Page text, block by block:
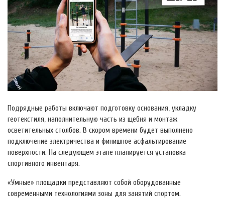
Подрядные работы включают подготовку основания, укладку
геотекстиля, наполнительную часть из щебня и монтаж
осветительных столбов. В скором времени будет выполнено
подключение электричества и финишное асфальтирование
поверхности. На следующем этапе планируется установка
спортивного инвентаря.
«Умные» площадки представляют собой оборудованные
современными технологиями зоны для занятий спортом.